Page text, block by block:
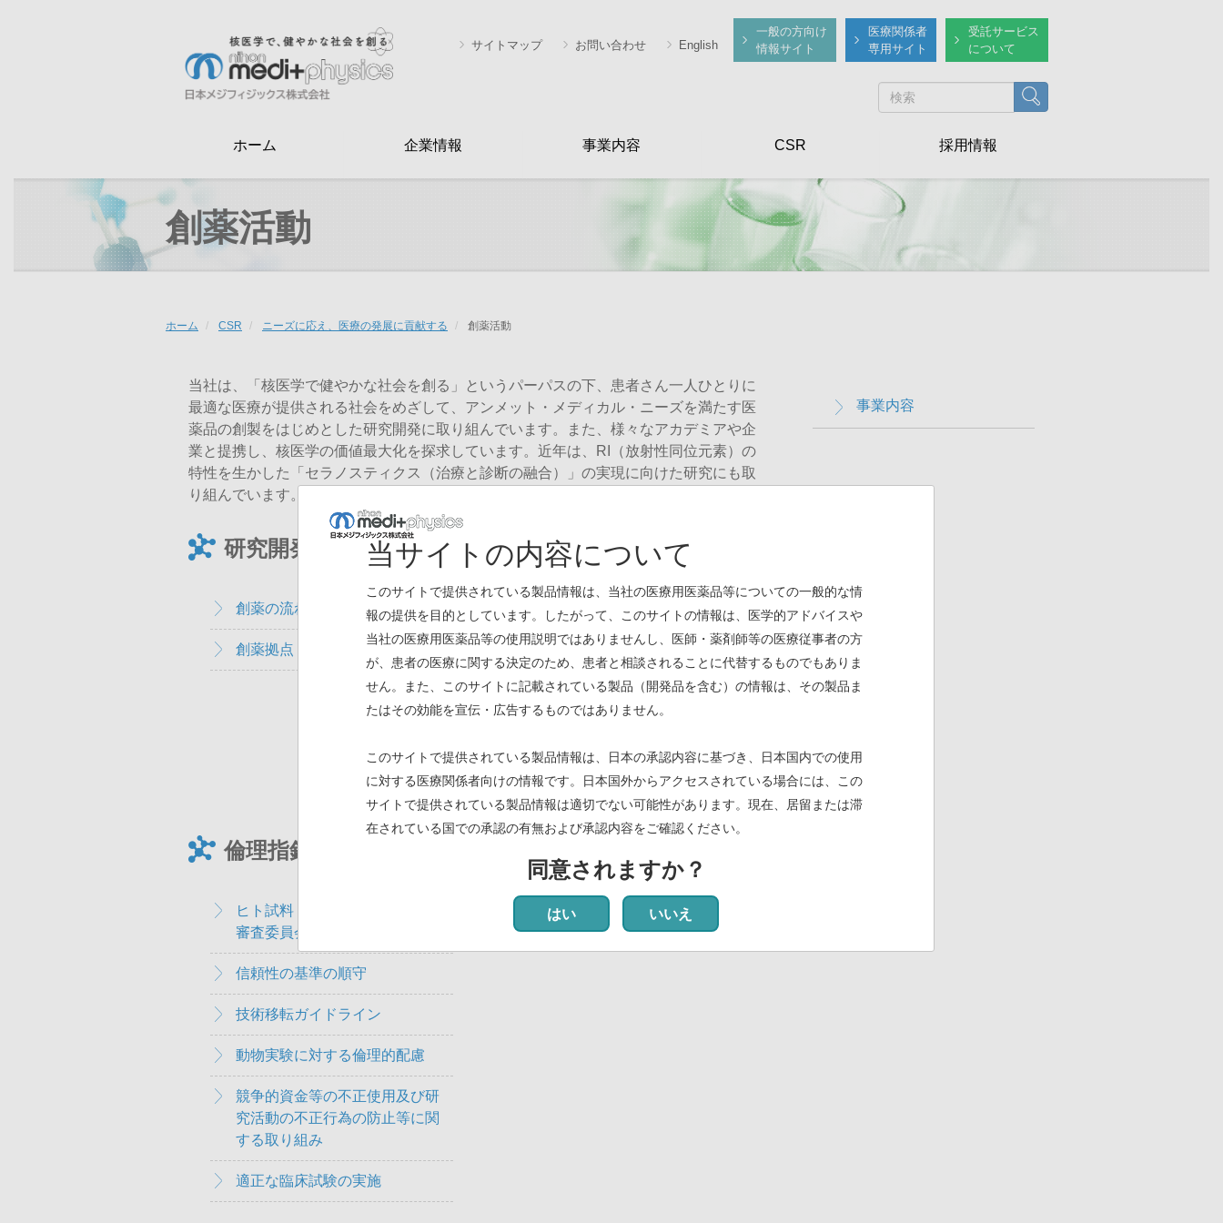
ツ
サイトマップ お問い合わせ English
一般の方向け
情報サイト
医療関係者
専用サイト
受託サービス
について
検
検索
ホーム 企業情報 事業内容 CSR 採用情報
創薬活動
ホーム CSR ニーズに応え、医療の発展に貢献する 創薬活動
当社は、「核医学で健やかな社会を創る」というパーパスの下、患者さん一人ひとりに
最適な医療が提供される社会をめざして、アンメット・メディカル・ニーズを満たす医
薬品の創製をはじめとした研究開発に取り組んでいます。また、様々なアカデミアや企
業と提携し、核医学の価値最大化を探求しています。近年は、RI（放射性同位元素）の
特性を生かした「セラノスティクス（治療と診断の融合）」の実現に向けた研究にも取
り組んでいます。
研究開発体制
創薬の流れ
創薬拠点
詳しくはこちら
取り組み
創薬
αSTARTZ
受託事業
詳しくはこちら
倫理指針
ヒト試料・遺伝子利用研究倫理
審査委員会
信頼性の基準の順守
技術移転ガイドライン
動物実験に対する倫理的配慮
競争的資金等の不正使用及び研
究活動の不正行為の防止等に関
する取り組み
適正な臨床試験の実施
Business事業内容
当サイトの内容について
このサイトで提供されている製品情報は、当社の医療用医薬品等についての一般的な情
報の提供を目的としています。したがって、このサイトの情報は、医学的アドバイスや
当社の医療用医薬品等の使用説明ではありませんし、医師・薬剤師等の医療従事者の方
が、患者の医療に関する決定のため、患者と相談されることに代替するものでもありま
せん。また、このサイトに記載されている製品（開発品を含む）の情報は、その製品ま
たはその効能を宣伝・広告するものではありません。
このサイトで提供されている製品情報は、日本の承認内容に基づき、日本国内での使用
に対する医療関係者向けの情報です。日本国外からアクセスされている場合には、この
サイトで提供されている製品情報は適切でない可能性があります。現在、居留または滞
在されている国での承認の有無および承認内容をご確認ください。
同意されますか？
はい いいえ